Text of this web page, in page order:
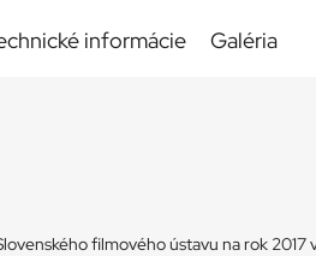
informácie Galéria
filmového ústavu na rok